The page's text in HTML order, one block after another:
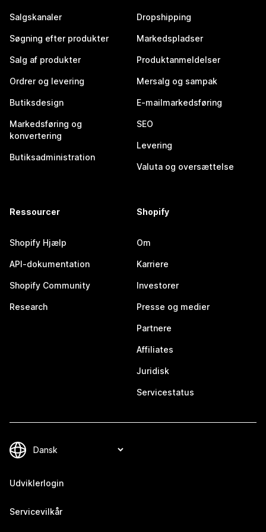
Salgskanaler
Søgning efter produkter
Salg af produkter
Ordrer og levering
Butiksdesign
Markedsføring og
konvertering
Butiksadministration
Dropshipping
Markedspladser
Produktanmeldelser
Mersalg og sampak
E-mailmarkedsføring
SEO
Levering
Valuta og oversættelse
Ressourcer
Shopify Hjælp
API-dokumentation
Shopify Community
Research
Shopify
Om
Karriere
Investorer
Presse og medier
Partnere
Affiliates
Juridisk
Servicestatus
Udviklerlogin
Servicevilkår